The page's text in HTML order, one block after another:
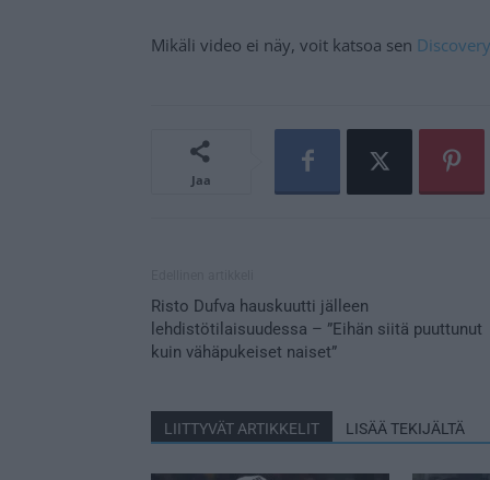
Mikäli video ei näy, voit katsoa sen
Jaa
Risto Dufva hauskuutti jälleen
lehdistötilaisuudessa – ”Eihän siitä puuttunut
kuin vähäpukeiset naiset”
LIITTYVÄT ARTIKKELIT LISÄÄ TEKIJÄLTÄ